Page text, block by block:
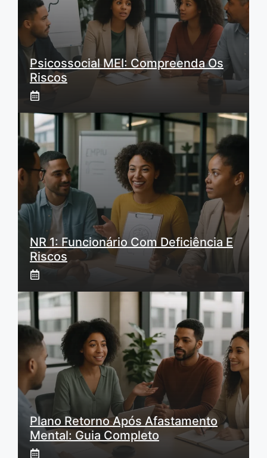
Psicossocial MEI: Compreenda Os
Riscos
NR 1: Funcionário Com Deficiência E
Riscos
Plano Retorno Após Afastamento
Mental: Guia Completo